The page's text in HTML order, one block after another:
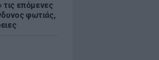
τις επόμενες
φωτιάς,